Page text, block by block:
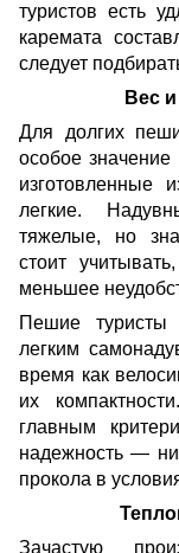
туристов есть
каремата
следует
Вес
Для долгих
особое
изготовленные
легкие.
тяжелые, но
стоит
меньшее
Пешие туристы
легким
время как
их
главным
надежность —
прокола в
Зачастую